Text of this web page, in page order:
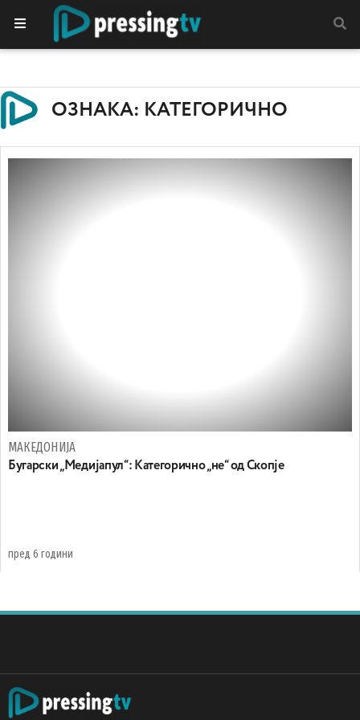
ОЗНАКА: КАТЕГОРИЧНО
МАКЕДОНИЈА
Бугарски „Медијапул“: Категорично „не“ од Скопје
пред 6 години